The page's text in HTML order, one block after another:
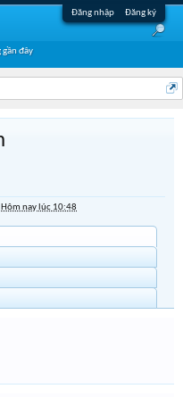
Đăng nhập Đăng ký
Hôm nay lúc 10:48
gần đây